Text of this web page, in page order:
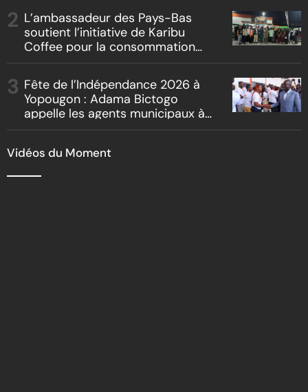
« Boss vs Boss »
L’ambassadeur des Pays-Bas
soutient l’initiative de Karibu
Coffee pour la consommation
reboisement
Fête de l’Indépendance 2026 à
Yopougon : Adama Bictogo
appelle les agents municipaux à
Vidéos du Moment